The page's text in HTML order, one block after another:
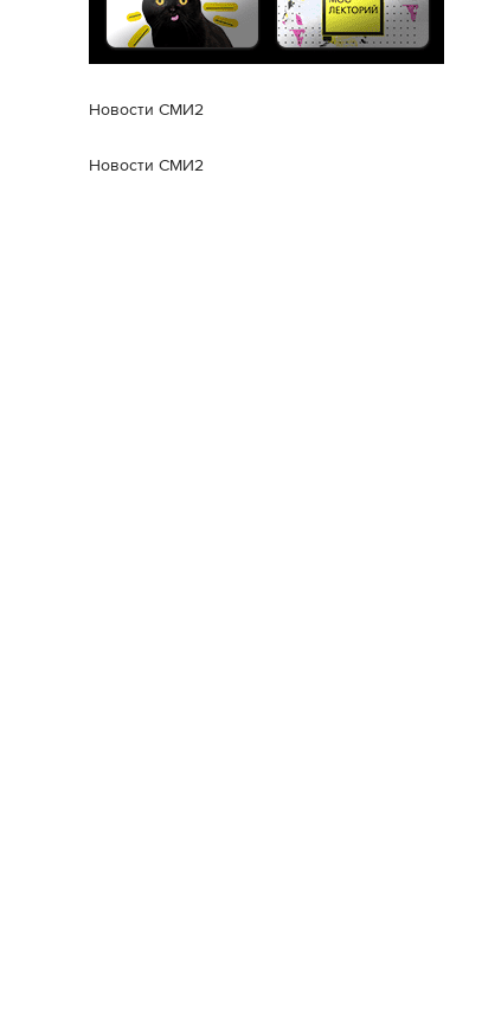
Новости СМИ2
Новости СМИ2